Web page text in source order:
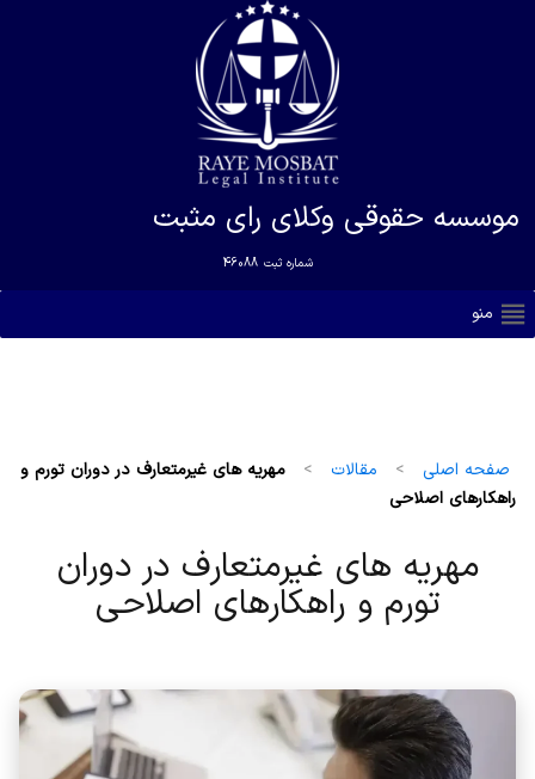
موسسه حقوقی وکلای رای مثبت
شماره ثبت 46088
منو
صفحه اصلی > مقالات >
مهریه های غیرمتعارف در دوران تورم و
راهکارهای اصلاحی
مهریه های غیرمتعارف در دوران
تورم و راهکارهای اصلاحی